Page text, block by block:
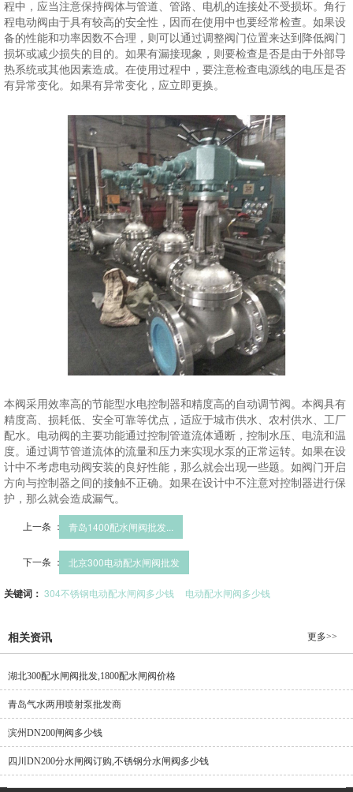
程中，应当注意保持阀体与管道、管路、电机的连接处不受损坏。角行
程电动阀由于具有较高的安全性，因而在使用中也要经常检查。如果设
备的性能和功率因数不合理，则可以通过调整阀门位置来达到降低阀门
损坏或减少损失的目的。如果有漏接现象，则要检查是否是由于外部导
热系统或其他因素造成。在使用过程中，要注意检查电源线的电压是否
有异常变化。如果有异常变化，应立即更换。
本阀采用效率高的节能型水电控制器和精度高的自动调节阀。本阀具有
精度高、损耗低、安全可靠等优点，适应于城市供水、农村供水、工厂
配水。电动阀的主要功能通过控制管道流体通断，控制水压、电流和温
度。通过调节管道流体的流量和压力来实现水泵的正常运转。如果在设
计中不考虑电动阀安装的良好性能，那么就会出现一些题。如阀门开启
方向与控制器之间的接触不正确。如果在设计中不注意对控制器进行保
护，那么就会造成漏气。
上一条 ： 青岛1400配水闸阀批发...
下一条 ： 北京300电动配水闸阀批发
关键词： 304不锈钢电动配水闸阀多少钱 电动配水闸阀多少钱
相关资讯 更多>>
湖北300配水闸阀批发,1800配水闸阀价格
青岛气水两用喷射泵批发商
滨州DN200闸阀多少钱
四川DN200分水闸阀订购,不锈钢分水闸阀多少钱